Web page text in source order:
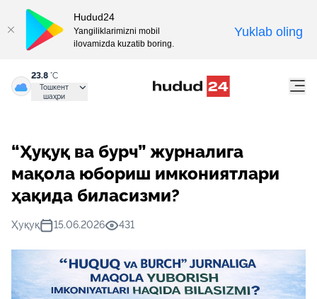
23.8 °C
Тошкент
шаҳри
“Ҳуқуқ ва бурч” журналига
мақола юбориш имкониятлари
ҳақида биласизми?
Ҳуқуқ 15.06.2026 431
Hudud24
Yangiliklarimizni mobil
ilovamizda kuzatib boring.
Yuklab oling